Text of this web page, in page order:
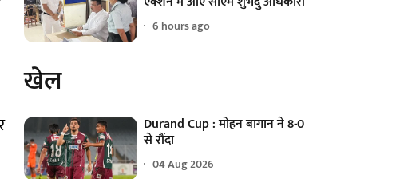
6 hours ago
खेल
Durand Cup : मोहन बागान ने 8-0
से रौंदा
04 Aug 2026